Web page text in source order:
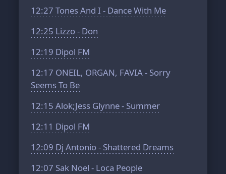
12:27 Tones And I - Dance With Me
12:25 Lizzo - Don
12:19 Dipol FM
12:17 ONEIL, ORGAN, FAVIA - Sorry
Seems To Be
12:15 Alok;Jess Glynne - Summer
12:11 Dipol FM
12:09 Dj Antonio - Shattered Dreams
12:07 Sak Noel - Loca People